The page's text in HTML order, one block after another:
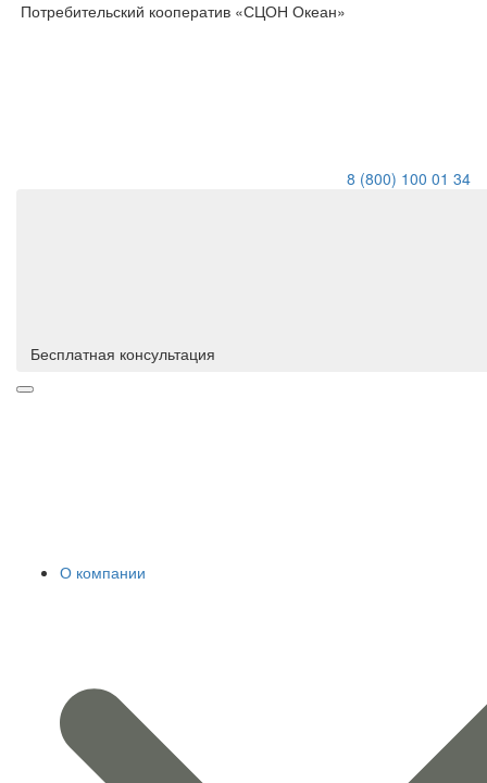
Потребительский кооператив «СЦОН Океан»
8 (800) 100 01 34
Бесплатная консультация
О компании